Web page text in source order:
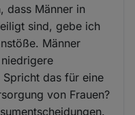
dass Männer in
sind, gebe ich
Männer
Spricht das für eine
von Frauen?